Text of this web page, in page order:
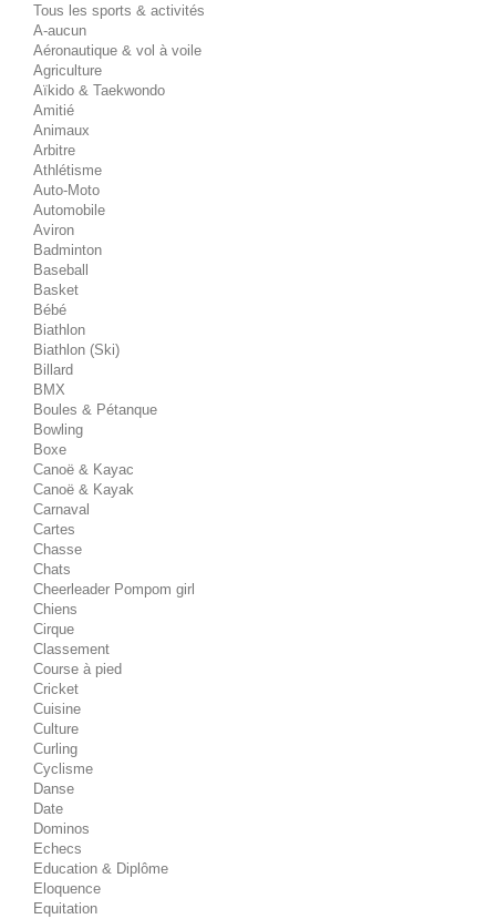
Tous les sports & activités
A-aucun
Aéronautique & vol à voile
Agriculture
Aïkido & Taekwondo
Amitié
Animaux
Arbitre
Athlétisme
Auto-Moto
Automobile
Aviron
Badminton
Baseball
Basket
Bébé
Biathlon
Biathlon (Ski)
Billard
BMX
Boules & Pétanque
Bowling
Boxe
Canoë & Kayac
Canoë & Kayak
Carnaval
Cartes
Chasse
Chats
Cheerleader Pompom girl
Chiens
Cirque
Classement
Course à pied
Cricket
Cuisine
Culture
Curling
Cyclisme
Danse
Date
Dominos
Echecs
Education & Diplôme
Eloquence
Equitation